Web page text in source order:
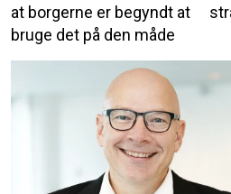
at borgerne er begyndt at
bruge det på den måde